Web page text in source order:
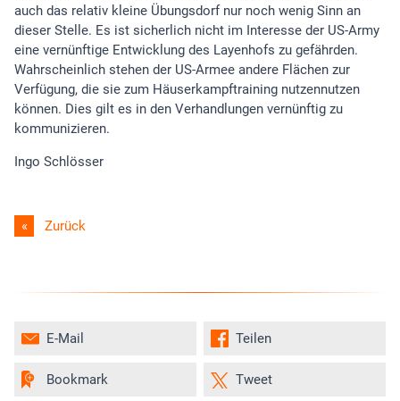
auch das relativ kleine Übungsdorf nur noch wenig Sinn an
dieser Stelle. Es ist sicherlich nicht im Interesse der US-Army
eine vernünftige Entwicklung des Layenhofs zu gefährden.
Wahrscheinlich stehen der US-Armee andere Flächen zur
Verfügung, die sie zum Häuserkampftraining nutzennutzen
können. Dies gilt es in den Verhandlungen vernünftig zu
kommunizieren.
Ingo Schlösser
Zurück
Teilen
Tweet
E-Mail
Bookmark